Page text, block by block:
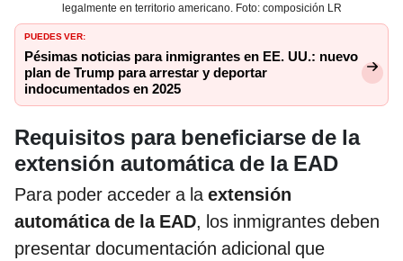
legalmente en territorio americano. Foto: composición LR
PUEDES VER:
Pésimas noticias para inmigrantes en EE. UU.: nuevo
plan de Trump para arrestar y deportar
indocumentados en 2025
Requisitos para beneficiarse de la
extensión automática de la EAD
Para poder acceder a laextensión
automática de la EAD, los inmigrantes deben
presentar documentación adicional que